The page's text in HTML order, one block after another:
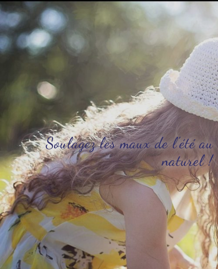
Soulagez les maux de l'été au
naturel !